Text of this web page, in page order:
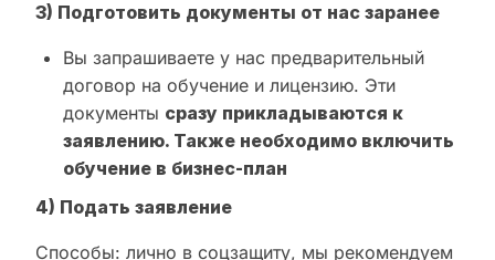
3) Подготовить документы от нас заранее
Вы запрашиваете у нас предварительный
договор на обучение и лицензию. Эти
документы сразу прикладываются к
заявлению. Также необходимо включить
обучение в бизнес-план
4) Подать заявление
Способы: лично в соцзащиту, мы рекомендуем